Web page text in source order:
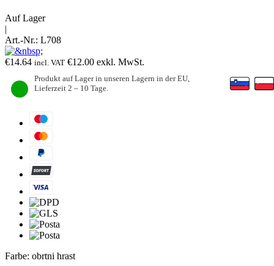
Auf Lager
|
Art.-Nr.: L708
€14.64 incl. VAT €12.00 exkl. MwSt.
Produkt auf Lager in unseren Lagern in der EU,
Lieferzeit 2 – 10 Tage.
Farbe: obrtni hrast